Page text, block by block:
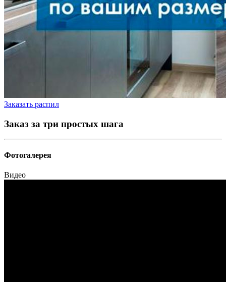
Заказать распил
Заказ за три простых шага
Фотогалерея
Видео